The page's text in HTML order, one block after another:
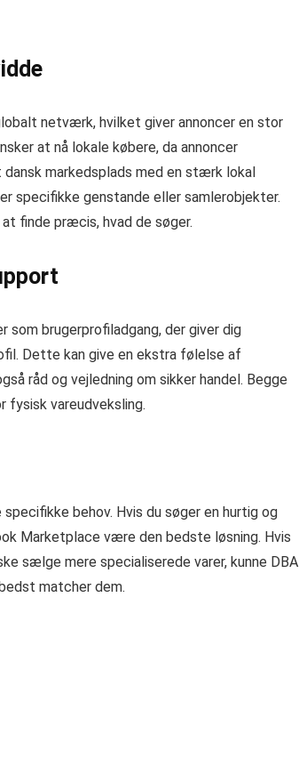
netværk, hvilket giver annoncer en stor
at nå lokale købere, da annoncer
markedsplads med en stærk lokal
specifikke genstande eller samlerobjekter.
finde præcis, hvad de søger.
brugerprofiladgang, der giver dig
Dette kan give en ekstra følelse af
råd og vejledning om sikker handel. Begge
vareudveksling.
behov. Hvis du søger en hurtig og
Marketplace være den bedste løsning. Hvis
sælge mere specialiserede varer, kunne DBA
matcher dem.